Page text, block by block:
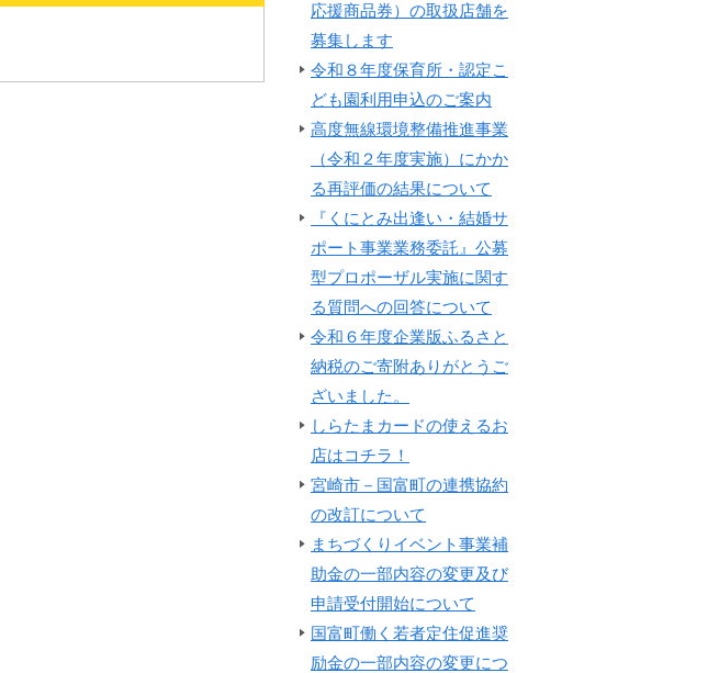
応援商品券）の取扱店舗を
募集します
令和８年度保育所・認定こ
ども園利用申込のご案内
高度無線環境整備推進事業
（令和２年度実施）にかか
る再評価の結果について
『くにとみ出逢い・結婚サ
ポート事業業務委託』公募
型プロポーザル実施に関す
る質問への回答について
令和６年度企業版ふるさと
納税のご寄附ありがとうご
ざいました。
しらたまカードの使えるお
店はコチラ！
宮崎市－国富町の連携協約
の改訂について
まちづくりイベント事業補
助金の一部内容の変更及び
申請受付開始について
国富町働く若者定住促進奨
励金の一部内容の変更につ